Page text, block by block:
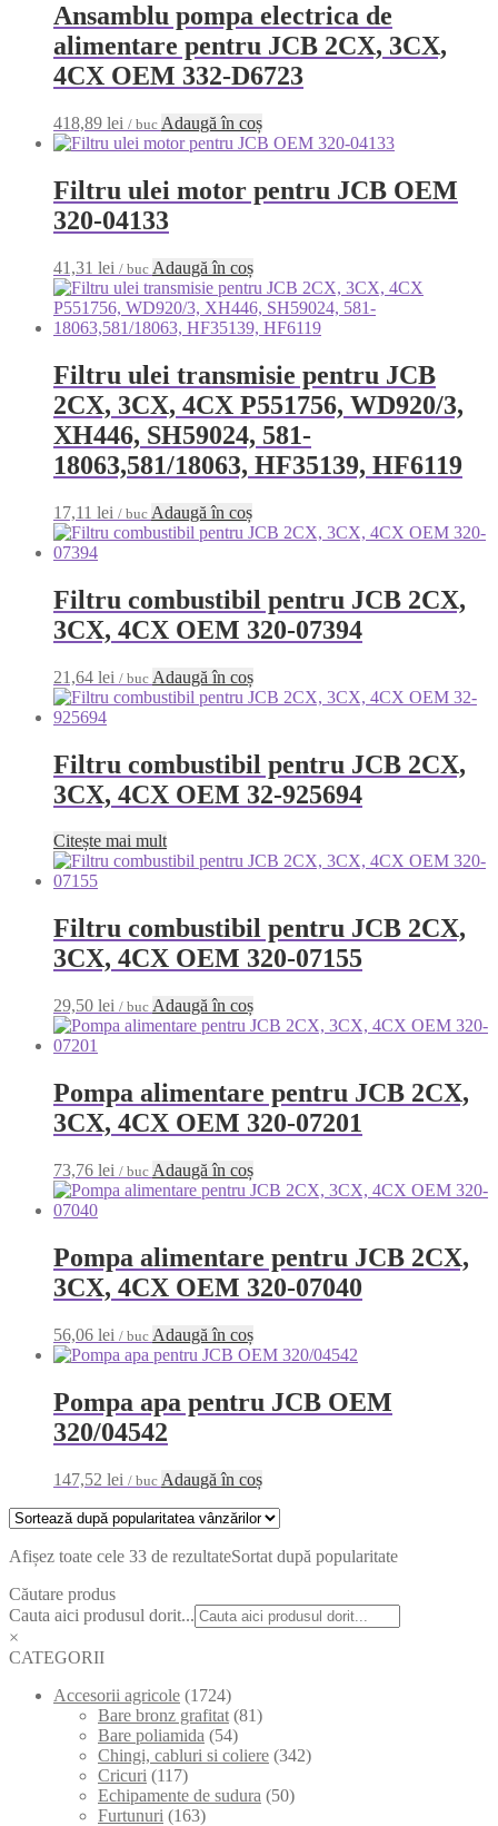
Ansamblu pompa electrica de
alimentare pentru JCB 2CX, 3CX,
4CX OEM 332-D6723
418,89 lei / buc Adaugă în coș
Filtru ulei motor pentru JCB OEM
320-04133
41,31 lei / buc Adaugă în coș
Filtru ulei transmisie pentru JCB
2CX, 3CX, 4CX P551756, WD920/3,
XH446, SH59024, 581-
18063,581/18063, HF35139, HF6119
17,11 lei / buc Adaugă în coș
Filtru combustibil pentru JCB 2CX,
3CX, 4CX OEM 320-07394
21,64 lei / buc Adaugă în coș
Filtru combustibil pentru JCB 2CX,
3CX, 4CX OEM 32-925694
Citește mai mult
Filtru combustibil pentru JCB 2CX,
3CX, 4CX OEM 320-07155
29,50 lei / buc Adaugă în coș
Pompa alimentare pentru JCB 2CX,
3CX, 4CX OEM 320-07201
73,76 lei / buc Adaugă în coș
Pompa alimentare pentru JCB 2CX,
3CX, 4CX OEM 320-07040
56,06 lei / buc Adaugă în coș
Pompa apa pentru JCB OEM
320/04542
147,52 lei / buc Adaugă în coș
Afișez toate cele 33 de rezultateSortat după popularitate
Căutare produs
Cauta aici produsul dorit...
×
CATEGORII
Accesorii agricole (1724)
Bare bronz grafitat (81)
Bare poliamida (54)
Chingi, cabluri si coliere (342)
Cricuri (117)
Echipamente de sudura (50)
Furtunuri (163)